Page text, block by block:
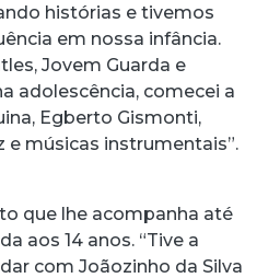
histórias e tivemos
em nossa infância.
Jovem Guarda e
adolescência, comecei a
Egberto Gismonti,
e músicas instrumentais”.
que lhe acompanha até
aos 14 anos. “Tive a
com Joãozinho da Silva